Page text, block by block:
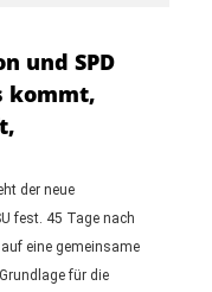
und SPD
kommt,
der neue
fest. 45 Tage nach
eine gemeinsame
für die